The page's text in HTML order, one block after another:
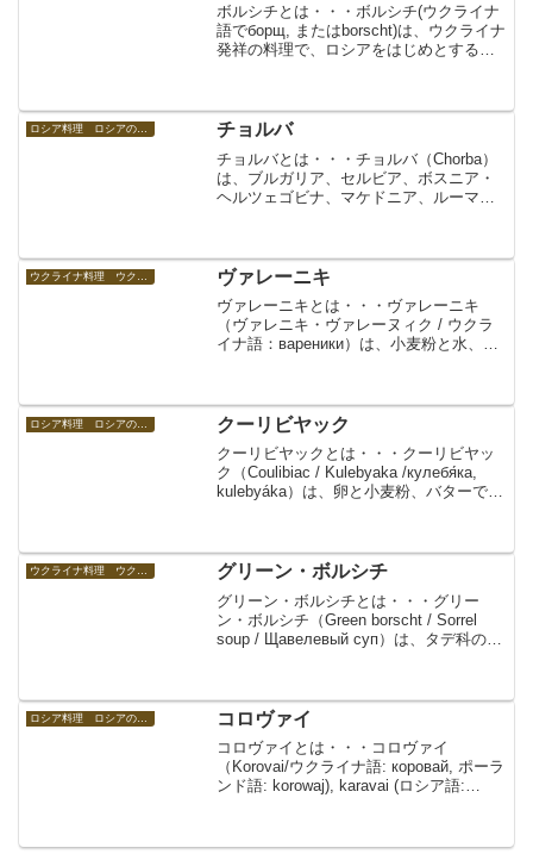
ボルシチとは・・・ボルシチ(ウクライナ
語でборщ, またはborscht)は、ウクライナ
発祥の料理で、ロシアをはじめとする東
る。ビー...
ロシア料理 ロシアの食べ物 チョルバ
チョルバとは・・・チョルバ（Chorba）
は、ブルガリア、セルビア、ボスニア・
ヘルツェゴビナ、マケドニア、ルーマニ
パ、中央アジア、北...
ヴァレーニキ
ヴァレーニキとは・・・ヴァレーニキ
（ヴァレニキ・ヴァレーヌィク / ウクラ
イナ語：вареники）は、小麦粉と水、
ぎ、キノコ、豆、キャベツ、イチゴやサ
クランボ等の果物、...
クーリビヤック
クーリビヤックとは・・・クーリビヤッ
ク（Coulibiac / Kulebyaka /кулебя́ка,
kulebyáka）は、卵と小麦粉、バターで作
ウクライナ料理 ウクライナの食べ物 グリーン・ボルシチ
グリーン・ボルシチとは・・・グリー
ン・ボルシチ（Green borscht / Sorrel
soup / Щавелевый суп）は、タデ科の多
コロヴァイ
コロヴァイとは・・・コロヴァイ
（Korovai/ウクライナ語: коровай, ポーラ
ンド語: korowaj), karavai (ロシア語: